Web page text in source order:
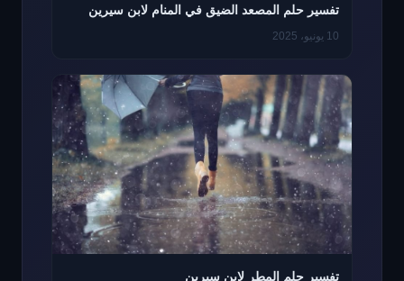
تفسير حلم المصعد الضيق في المنام لابن سيرين
10 يونيو، 2025
تفسير حلم المطر لابن سيرين